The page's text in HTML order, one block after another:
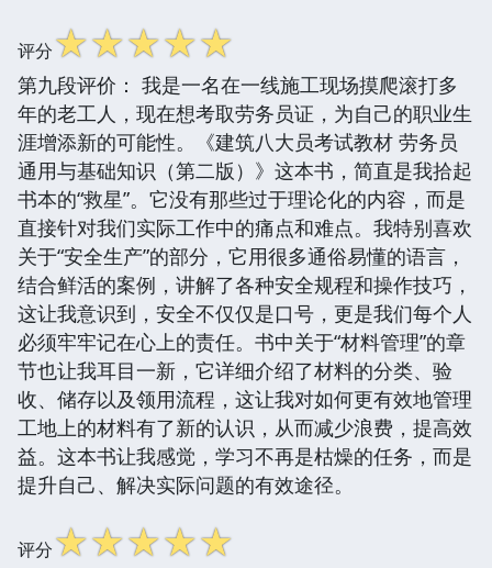
评分☆☆☆☆☆
第九段评价： 我是一名在一线施工现场摸爬滚打多
年的老工人，现在想考取劳务员证，为自己的职业生
涯增添新的可能性。《建筑八大员考试教材 劳务员
通用与基础知识（第二版）》这本书，简直是我拾起
书本的“救星”。它没有那些过于理论化的内容，而是
直接针对我们实际工作中的痛点和难点。我特别喜欢
关于“安全生产”的部分，它用很多通俗易懂的语言，
结合鲜活的案例，讲解了各种安全规程和操作技巧，
这让我意识到，安全不仅仅是口号，更是我们每个人
必须牢牢记在心上的责任。书中关于“材料管理”的章
节也让我耳目一新，它详细介绍了材料的分类、验
收、储存以及领用流程，这让我对如何更有效地管理
工地上的材料有了新的认识，从而减少浪费，提高效
益。这本书让我感觉，学习不再是枯燥的任务，而是
提升自己、解决实际问题的有效途径。
评分☆☆☆☆☆